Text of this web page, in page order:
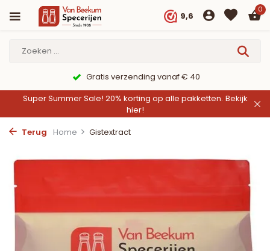
9,6
0
9,6/10 Webwinkelkeur ✔
Super Summer Sale! 20% korting op alle pakketten. Bekijk
hier!
Terug
Home Gistextract